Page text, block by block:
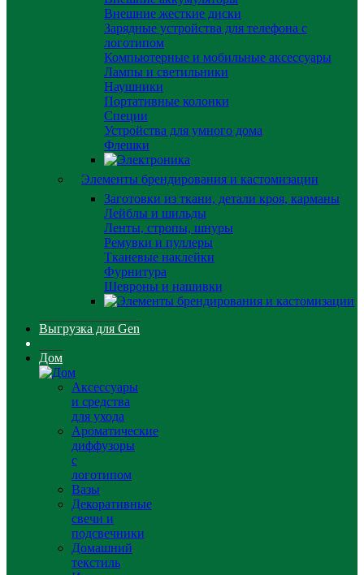
Внешние жесткие диски
Зарядные устройства для телефона с
логотипом
Компьютерные и мобильные аксессуары
Лампы и светильники
Наушники
Портативные колонки
Специи
Устройства для умного дома
Флешки
Элементы брендирования и кастомизации
Заготовки из ткани, детали кроя, карманы
Лейблы и шильды
Ленты, стропы, шнуры
Ремувки и пуллеры
Тканевые наклейки
Фурнитура
Шевроны и нашивки
Выгрузка для Gen
Дом
Аксессуары
и средства
для ухода
Ароматические
диффузоры
с
логотипом
Вазы
Декоративные
свечи и
подсвечники
Домашний
текстиль